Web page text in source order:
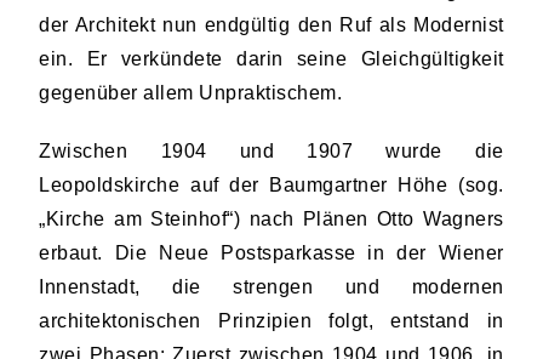
der Architekt nun endgültig den Ruf als Modernist
ein. Er verkündete darin seine Gleichgültigkeit
gegenüber allem Unpraktischem.
Zwischen 1904 und 1907 wurde die
Leopoldskirche auf der Baumgartner Höhe (sog.
„Kirche am Steinhof“) nach Plänen Otto Wagners
erbaut. Die Neue Postsparkasse in der Wiener
Innenstadt, die strengen und modernen
architektonischen Prinzipien folgt, entstand in